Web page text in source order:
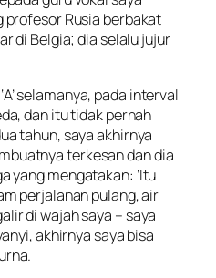
profesor Rusia berbakat
di Belgia; dia selalu jujur
selamanya, pada interval
dan itu tidak pernah
tahun, saya akhirnya
terkesan dan dia
yang mengatakan: ‘Itu
perjalanan pulang, air
di wajah saya – saya
akhirnya saya bisa